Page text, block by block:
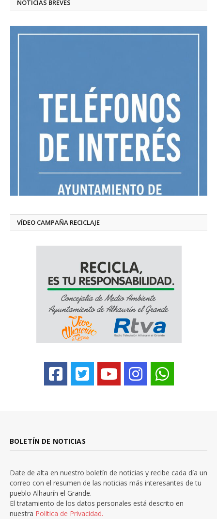
NOTICIAS BREVES
VÍDEO CAMPAÑA RECICLAJE
BOLETÍN DE NOTICIAS
Date de alta en nuestro boletín de noticias y recibe cada día un
correo con el resumen de las noticias más interesantes de tu
pueblo Alhaurín el Grande.
El tratamiento de los datos personales está descrito en
nuestra Política de Privacidad.